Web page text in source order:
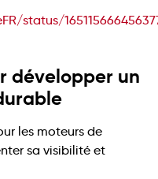
status/
développer un
les moteurs de
sa visibilité et